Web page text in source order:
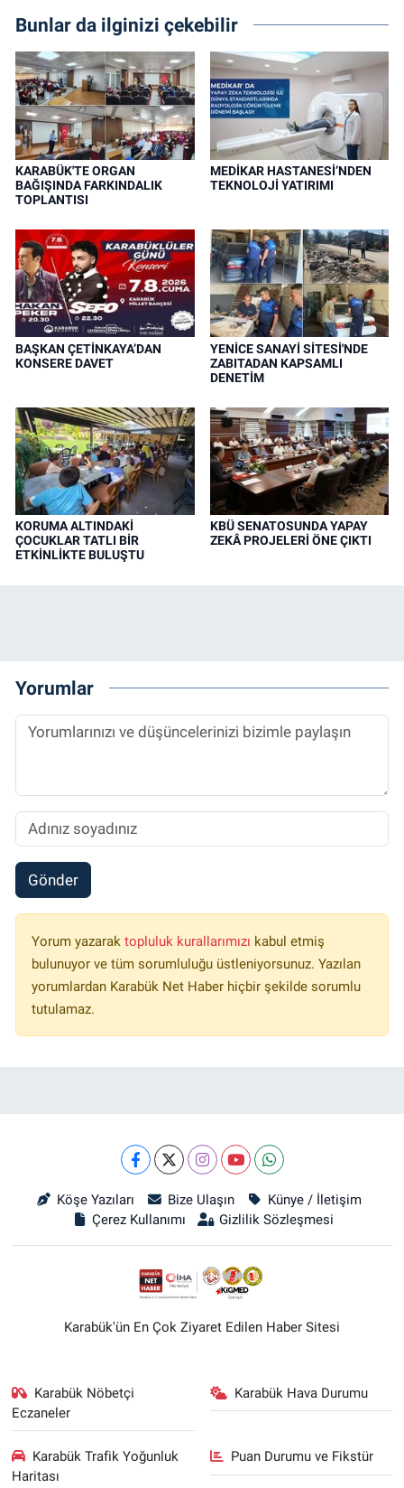
Bunlar da ilginizi çekebilir
KARABÜK'TE ORGAN
BAĞIŞINDA FARKINDALIK
TOPLANTISI
MEDİKAR HASTANESİ’NDEN
TEKNOLOJİ YATIRIMI
BAŞKAN ÇETİNKAYA’DAN
KONSERE DAVET
YENİCE SANAYİ SİTESİ'NDE
ZABITADAN KAPSAMLI
DENETİM
KORUMA ALTINDAKİ
ÇOCUKLAR TATLI BİR
ETKİNLİKTE BULUŞTU
KBÜ SENATOSUNDA YAPAY
ZEKÂ PROJELERİ ÖNE ÇIKTI
Yorumlar
Gönder
Yorum yazarak topluluk kurallarımızı kabul etmiş
bulunuyor ve tüm sorumluluğu üstleniyorsunuz. Yazılan
yorumlardan Karabük Net Haber hiçbir şekilde sorumlu
tutulamaz.
Köşe Yazıları Bize Ulaşın
Künye / İletişim
Çerez Kullanımı
Gizlilik Sözleşmesi
Karabük'ün En Çok Ziyaret Edilen Haber Sitesi
Karabük Nöbetçi
Eczaneler
Karabük Hava Durumu
Karabük Trafik Yoğunluk
Haritası
Puan Durumu ve Fikstür